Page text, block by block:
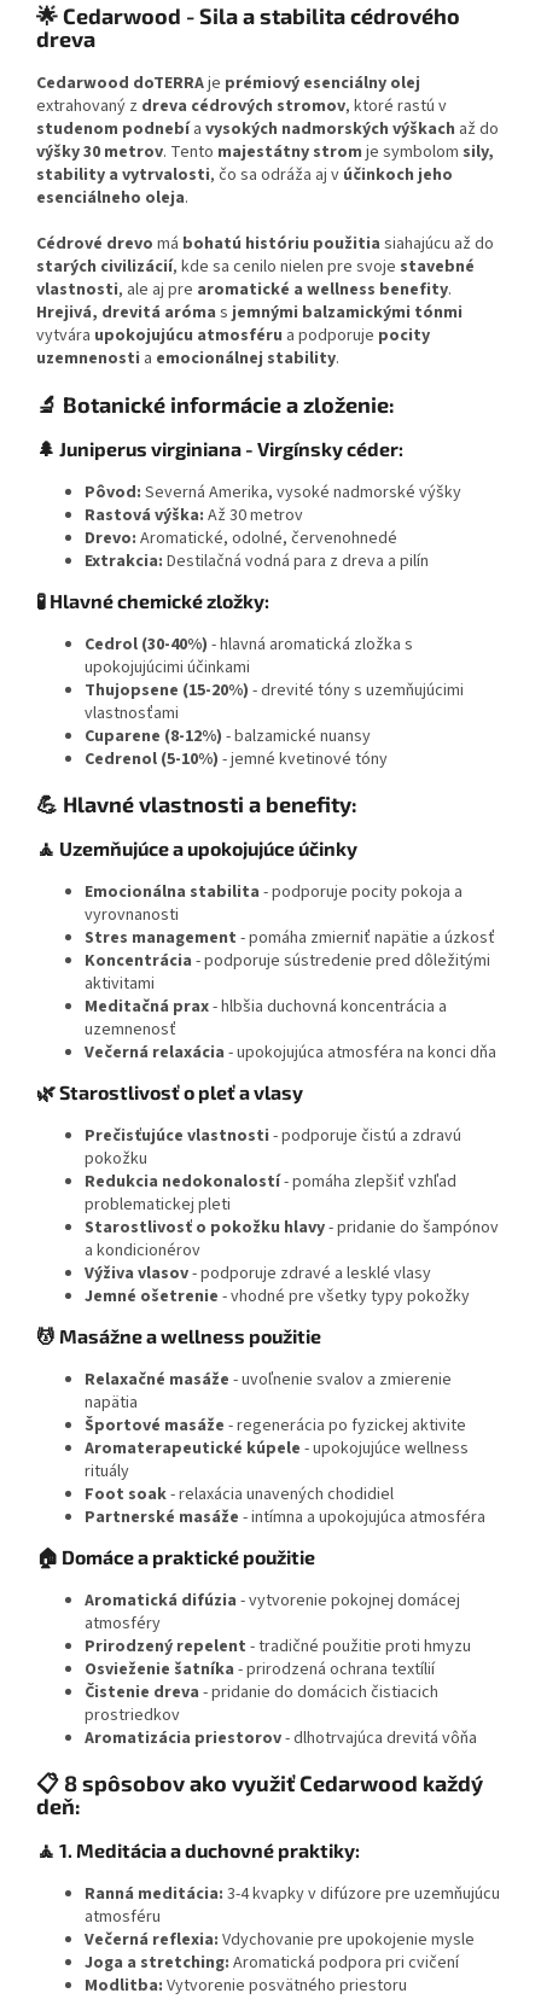
🌟 Cedarwood - Sila a stabilita cédrového
dreva
Cedarwood doTERRAje prémiový esenciálny olej
extrahovaný z dreva cédrových stromov, ktoré rastú v
studenom podnebía vysokých nadmorských výškach až do
výšky 30 metrov. Tento majestátny strom je symbolom sily,
stability a vytrvalosti, čo sa odráža aj v účinkoch jeho
esenciálneho oleja.
Cédrové drevo má bohatú históriu použitia siahajúcu až do
starých civilizácií, kde sa cenilo nielen pre svoje stavebné
vlastnosti, ale aj pre aromatické a wellness benefity.
Hrejivá, drevitá aróma s jemnými balzamickými tónmi
vytvára upokojujúcu atmosféru a podporuje pocity
uzemnenosti a emocionálnej stability.
🔬 Botanické informácie a zloženie:
🌲 Juniperus virginiana - Virgínsky céder:
Pôvod: Severná Amerika, vysoké nadmorské výšky
Rastová výška: Až 30 metrov
Drevo: Aromatické, odolné, červenohnedé
Extrakcia: Destilačná vodná para z dreva a pilín
🧪 Hlavné chemické zložky:
Cedrol (30-40%) - hlavná aromatická zložka s
upokojujúcimi účinkami
Thujopsene (15-20%) - drevité tóny s uzemňujúcimi
vlastnosťami
Cuparene (8-12%) - balzamické nuansy
Cedrenol (5-10%) - jemné kvetinové tóny
💪 Hlavné vlastnosti a benefity:
🧘 Uzemňujúce a upokojujúce účinky
Emocionálna stabilita - podporuje pocity pokoja a
vyrovnanosti
Stres management - pomáha zmierniť napätie a úzkosť
Koncentrácia - podporuje sústredenie pred dôležitými
aktivitami
Meditačná prax- hlbšia duchovná koncentrácia a
uzemnenosť
Večerná relaxácia - upokojujúca atmosféra na konci dňa
🌿 Starostlivosť o pleť a vlasy
Prečisťujúce vlastnosti - podporuje čistú a zdravú
pokožku
Redukcia nedokonalostí- pomáha zlepšiť vzhľad
problematickej pleti
Starostlivosť o pokožku hlavy- pridanie do šampónov
a kondicionérov
Výživa vlasov- podporuje zdravé a lesklé vlasy
Jemné ošetrenie - vhodné pre všetky typy pokožky
💆 Masážne a wellness použitie
Relaxačné masáže - uvoľnenie svalov a zmierenie
napätia
Športové masáže - regenerácia po fyzickej aktivite
Aromaterapeutické kúpele - upokojujúce wellness
rituály
Foot soak- relaxácia unavených chodidiel
Partnerské masáže - intímna a upokojujúca atmosféra
🏠 Domáce a praktické použitie
Aromatická difúzia - vytvorenie pokojnej domácej
atmosféry
Prirodzený repelent - tradičné použitie proti hmyzu
Osvieženie šatníka - prirodzená ochrana textílií
Čistenie dreva - pridanie do domácich čistiacich
prostriedkov
Aromatizácia priestorov- dlhotrvajúca drevitá vôňa
📋 8 spôsobov ako využiť Cedarwood každý
deň:
🧘 1. Meditácia a duchovné praktiky:
Ranná meditácia: 3-4 kvapky v difúzore pre uzemňujúcu
atmosféru
Večerná reflexia: Vdychovanie pre upokojenie mysle
Joga a stretching: Aromatická podpora pri cvičení
Modlitba: Vytvorenie posvätného priestoru